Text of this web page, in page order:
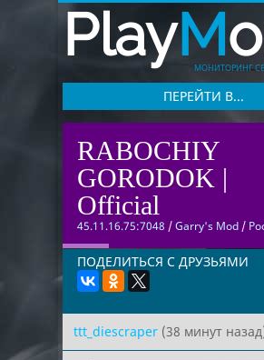
PlayM
МОНИТОРИНГ
ПЕРЕЙТИ В...
RABOCHIY
GORODOK |
Official
45.11.16.75:7048 /Garry's Mod /
ПОДЕЛИТЬСЯ С ДРУЗЬЯМИ
ttt_diescraper (38 минут